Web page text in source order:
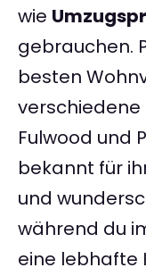
wie
gebrauchen.
besten
verschiedene
Fulwood und
bekannt für
und
während du
eine lebhafte